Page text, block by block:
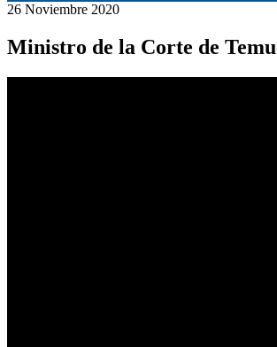
26 Noviembre 2020
Ministro de la Corte de